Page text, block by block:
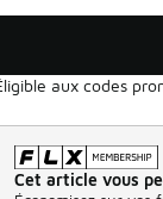
aux codes
Cet article vous